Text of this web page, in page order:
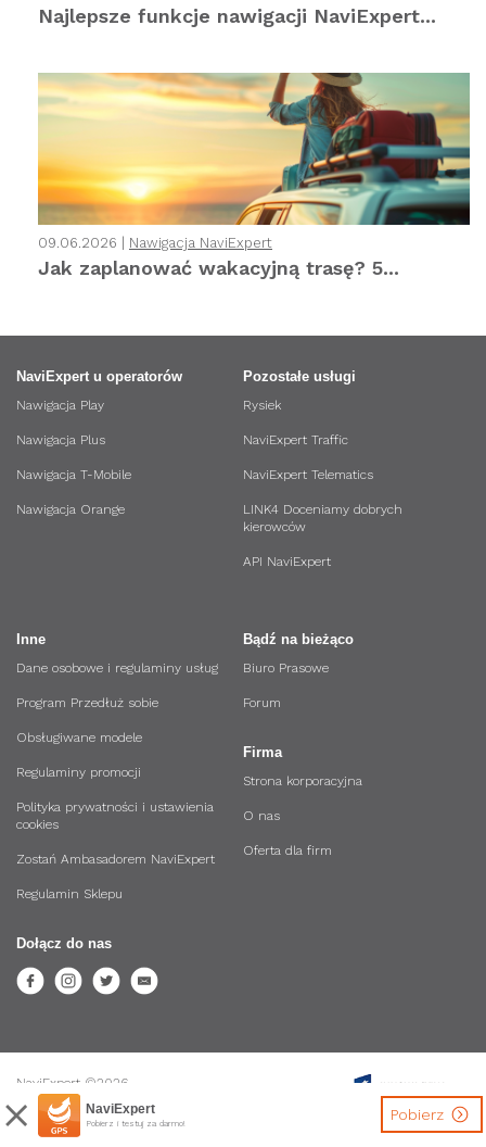
NaviExpert
Pobierz i testuj za darmo!
Pobierz
Najlepsze funkcje nawigacji NaviExpert...
09.06.2026 | Nawigacja NaviExpert
Jak zaplanować wakacyjną trasę? 5...
NaviExpert u operatorów
Nawigacja Play
Nawigacja Plus
Nawigacja T-Mobile
Nawigacja Orange
Pozostałe usługi
Rysiek
NaviExpert Traffic
NaviExpert Telematics
LINK4 Doceniamy dobrych
kierowców
API NaviExpert
Bądź na bieżąco
Biuro Prasowe
Forum
Firma
Strona korporacyjna
O nas
Oferta dla firm
Inne
Dane osobowe i regulaminy usług
Program Przedłuż sobie
Obsługiwane modele
Regulaminy promocji
Polityka prywatności i ustawienia
cookies
Zostań Ambasadorem NaviExpert
Regulamin Sklepu
Dołącz do nas
NaviExpert ©2026.
Wszystkie prawa zastrzeżone.